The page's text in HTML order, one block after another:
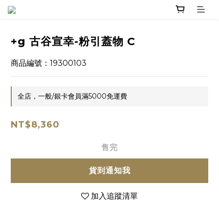
+g 古谷宣幸-粉引蓋物 C
商品編號：19300103
全店，一般/銀卡會員滿5000免運費
NT$8,360
售完
貨到通知我
加入追蹤清單